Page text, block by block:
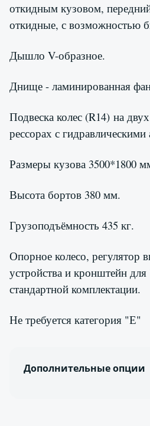
откидным кузовом,
откидные, с возможностью
Дышло V-образное.
Днище - ламинированная
Подвеска колес (R14) на
рессорах с
Размеры кузова 3500*1800
Высота бортов 380 мм.
Грузоподъёмность 435 кг.
Опорное колесо, регулятор
устройства и кронштейн для
стандартной комплектации.
Не требуется категория "Е"
Дополнительные опции